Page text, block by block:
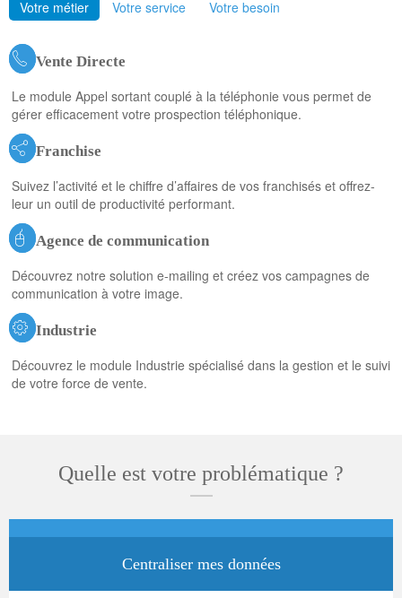
Votre métier Votre service Votre besoin
Vente Directe
Le module Appel sortant couplé à la téléphonie vous permet de
gérer efficacement votre prospection téléphonique.
Franchise
Suivez l’activité et le chiffre d’affaires de vos franchisés et offrez-
leur un outil de productivité performant.
Agence de communication
Découvrez notre solution e-mailing et créez vos campagnes de
communication à votre image.
Industrie
Découvrez le module Industrie spécialisé dans la gestion et le suivi
de votre force de vente.
Quelle est votre problématique ?
Centraliser mes données